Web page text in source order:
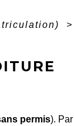
>
permis).